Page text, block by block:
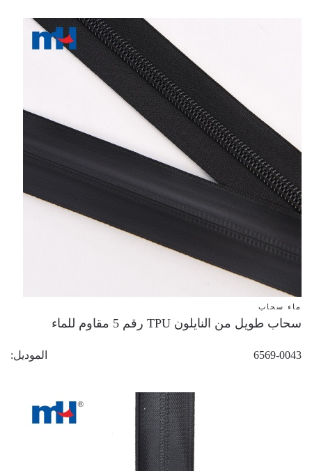
ماء سحاب
سحاب طويل من النايلون TPU رقم 5 مقاوم للماء
الموديل 6569-0043